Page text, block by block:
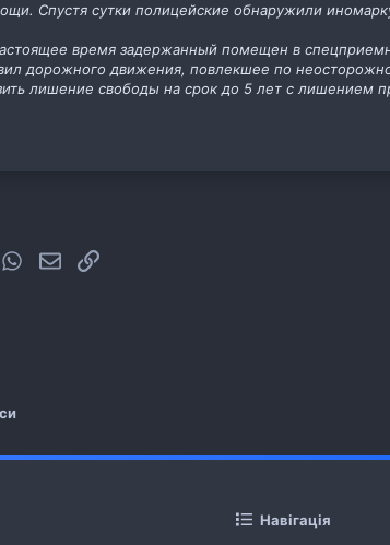
Спустя сутки полицейские обнаружили
время задержанный помещен в
дорожного движения, повлекшее по
лишение свободы на срок до 5 лет с лишением
WhatsApp
E-mailПосилання
Навігація